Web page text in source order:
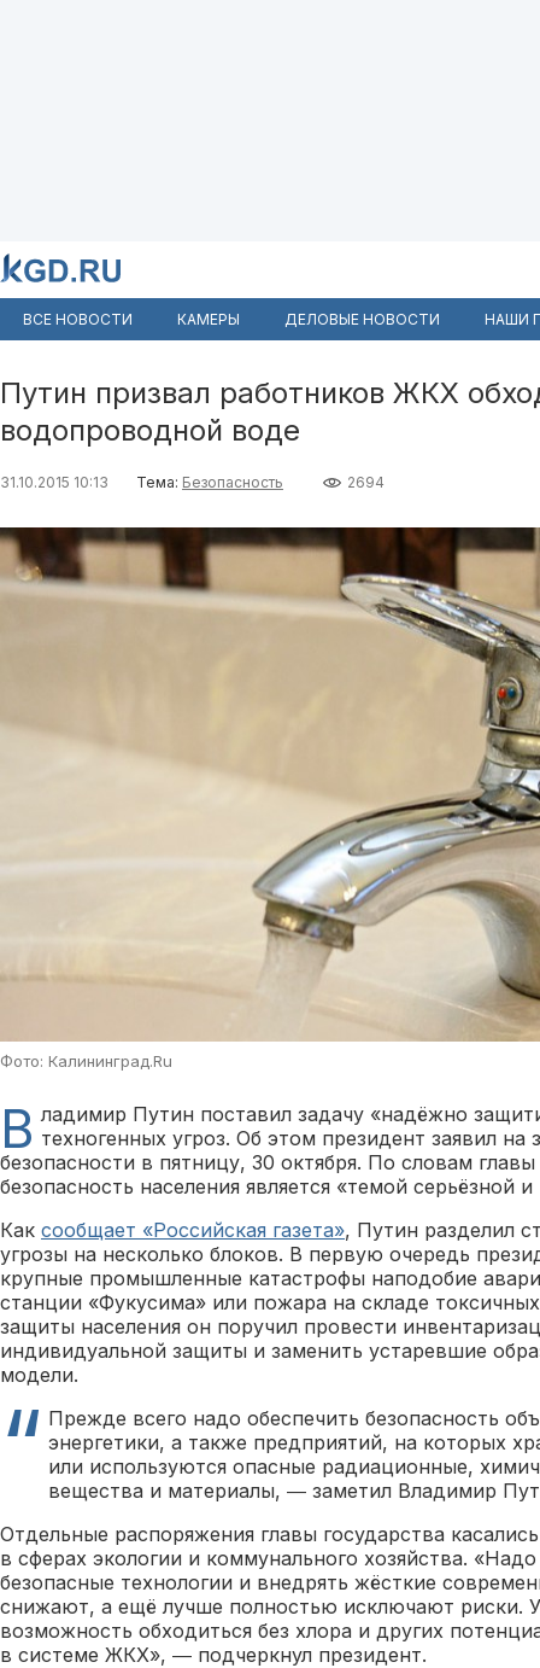
ВСЕ НОВОСТИ КАМЕРЫ ДЕЛОВЫЕ НОВОСТИ НАШИ
Путин призвал работников ЖКХ
водопроводной воде
31.10.2015 10:13 Тема: Безопасность 2694
Фото: Калининград.Ru
В ладимир Путин поставил задачу «надёжно
техногенных угроз. Об этом президент заявил на
безопасности в пятницу, 30 октября. По словам главы
безопасность населения является «темой серьёзной
Как сообщает «Российская газета», Путин разделил
угрозы на несколько блоков. В первую очередь
крупные промышленные катастрофы наподобие
станции «Фукусима» или пожара на складе
защиты населения он поручил провести
индивидуальной защиты и заменить устаревшие
модели.
Прежде всего надо обеспечить безопасность
энергетики, а также предприятий, на которых
или используются опасные радиационные,
вещества и материалы, ― заметил Владимир
Отдельные распоряжения главы государства
в сферах экологии и коммунального хозяйства.
безопасные технологии и внедрять жёсткие
снижают, а ещё лучше полностью исключают риски.
возможность обходиться без хлора и других
в системе ЖКХ», ― подчеркнул президент.